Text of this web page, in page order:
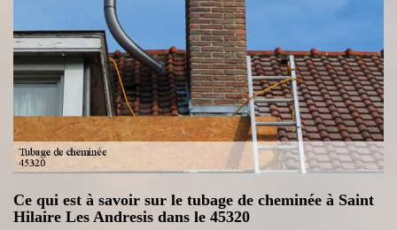
Ce qui est à savoir sur le tubage de cheminée à Saint
Hilaire Les Andresis dans le 45320